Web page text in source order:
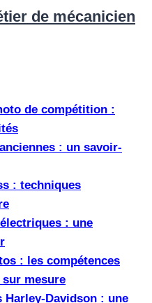
de mécanicien
de compétition :
: un savoir-
: techniques
: une
: les compétences
mesure
Davidson : une